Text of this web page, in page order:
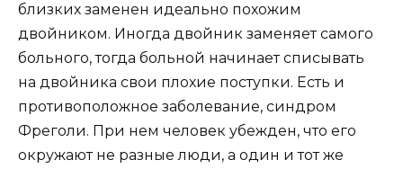
близких заменен идеально похожим
двойником. Иногда двойник заменяет самого
больного, тогда больной начинает списывать
на двойника свои плохие поступки. Есть и
противоположное заболевание, синдром
Фреголи. При нем человек убежден, что его
окружают не разные люди, а один и тот же